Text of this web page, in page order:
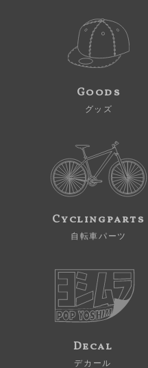
Goods
グッズ
Cyclingparts
自転車パーツ
Decal
デカール